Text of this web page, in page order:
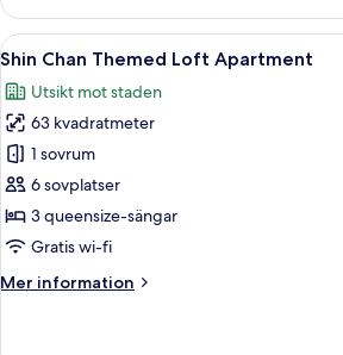
Family
Homestay
Near
w
Slide
Öppna
alla
foton
för
Shin
Chan
Themed
Loft
Ett
30
Shin Chan Themed Loft Apartment
Utsikt mot staden
63 kvadratmeter
1 sovrum
6 sovplatser
3 queensize-sängar
Gratis wi-fi
Mer information
Mer